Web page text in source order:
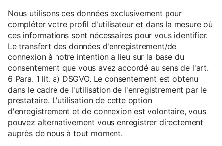
Nous utilisons ces données exclusivement pour
compléter votre profil d'utilisateur et dans la mesure où
ces informations sont nécessaires pour vous identifier.
Le transfert des données d'enregistrement/de
connexion à notre intention a lieu sur la base du
consentement que vous avez accordé au sens de l'art.
6 Para. 1 lit. a) DSGVO. Le consentement est obtenu
dans le cadre de l'utilisation de l'enregistrement par le
prestataire. L'utilisation de cette option
d'enregistrement et de connexion est volontaire, vous
pouvez alternativement vous enregistrer directement
auprès de nous à tout moment.